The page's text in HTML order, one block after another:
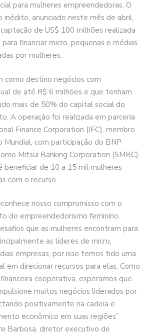
para mulheres empreendedoras. O
inédito, anunciado neste mês de abril,
de US$ 100 milhões realizada
financiar micro, pequenas e médias
por mulheres.
como destino negócios com
de até R$ 6 milhões e que tenham
mais de 50% do capital social do
A operação foi realizada em parceria
Finance Corporation (IFC), membro
Mundial, com participação do BNP
Mitsui Banking Corporation (SMBC).
de 10 a 15 mil mulheres
com o recurso.
nosso compromisso com o
do empreendedorismo feminino.
que as mulheres encontram para
as líderes de micro,
empresas, por isso temos tido uma
em direcionar recursos para elas. Como
cooperativa, esperamos que
muitos negócios liderados por
positivamente na cadeia e
econômico em suas regiões”
Barbosa, diretor executivo de